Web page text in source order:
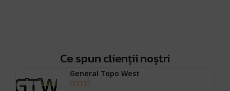
Ce spun clienții noștri
General Topo West
    